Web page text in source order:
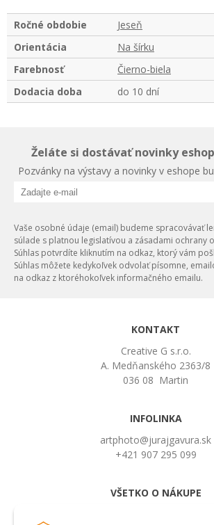
Ročné obdobie
Jeseň
Orientácia
Na šírku
Farebnosť
Čierno-biela
Dodacia doba
do 10 dní
Želáte si dostávať novinky
Pozvánky na výstavy a novinky v eshope
Vaše osobné údaje (email) budeme spracovávať
súlade s platnou legislatívou a zásadami ochrany
Súhlas potvrdíte kliknutím na odkaz, ktorý vám
Súhlas môžete kedykoľvek odvolať písomne,
na odkaz z ktoréhokoľvek informačného emailu.
KONTAKT
Creative G s.r.o.
A. Medňanského 2363/8
036 08 Martin
INFOLINKA
artphoto@jurajgavura.sk
+421 907 295 099
VŠETKO O NÁKUPE